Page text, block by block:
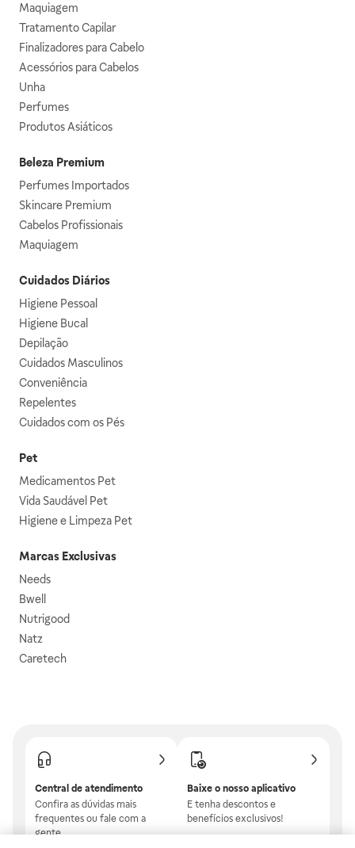
Maquiagem
Tratamento Capilar
Finalizadores para Cabelo
Acessórios para Cabelos
Unha
Perfumes
Produtos Asiáticos
Beleza Premium
Perfumes Importados
Skincare Premium
Cabelos Profissionais
Maquiagem
Cuidados Diários
Higiene Pessoal
Higiene Bucal
Depilação
Cuidados Masculinos
Conveniência
Repelentes
Cuidados com os Pés
Pet
Medicamentos Pet
Vida Saudável Pet
Higiene e Limpeza Pet
Marcas Exclusivas
Needs
Bwell
Nutrigood
Natz
Caretech
Central de atendimento
Confira as dúvidas mais
frequentes ou fale com a
gente.
Baixe o nosso aplicativo
E tenha descontos e
benefícios exclusivos!